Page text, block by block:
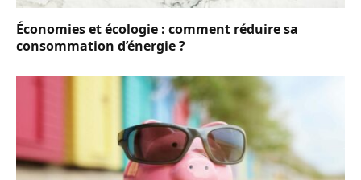
Économies et écologie : comment réduire sa
consommation d’énergie ?